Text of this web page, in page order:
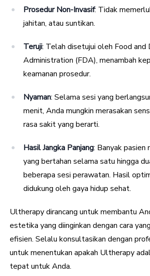
Prosedur Non-Invasif: Tidak
jahitan, atau suntikan.
Teruji: Telah disetujui oleh Food and
Administration (FDA), menambah
keamanan prosedur.
Nyaman: Selama sesi yang
menit, Anda mungkin merasakan
rasa sakit yang berarti.
Hasil Jangka Panjang: Banyak pasien
yang bertahan selama satu hingga
beberapa sesi perawatan. Hasil
didukung oleh gaya hidup sehat.
Ultherapy dirancang untuk membantu
estetika yang diinginkan dengan cara
efisien. Selalu konsultasikan dengan
untuk menentukan apakah Ultherapy
tepat untuk Anda.